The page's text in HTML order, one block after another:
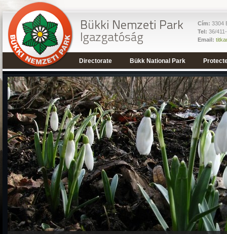
Cím: 3304
Tel: 36/
Email:
Directorate Bükk National Park